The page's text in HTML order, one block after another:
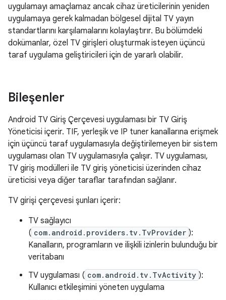
uygulamayı amaçlamaz ancak cihaz üreticilerinin yeniden
uygulamaya gerek kalmadan bölgesel dijital TV yayın
standartlarını karşılamalarını kolaylaştırır. Bu bölümdeki
dokümanlar, özel TV girişleri oluşturmak isteyen üçüncü
taraf uygulama geliştiricileri için de yararlı olabilir.
Bileşenler
Android TV Giriş Çerçevesi uygulaması bir TV Giriş
Yöneticisi içerir. TIF, yerleşik ve IP tuner kanallarına erişmek
için üçüncü taraf uygulamasıyla değiştirilemeyen bir sistem
uygulaması olan TV uygulamasıyla çalışır. TV uygulaması,
TV giriş modülleri ile TV giriş yöneticisi üzerinden cihaz
üreticisi veya diğer taraflar tarafından sağlanır.
TV girişi çerçevesi şunları içerir:
TV sağlayıcı
( com.android.providers.tv.TvProvider ):
Kanalların, programların ve ilişkili izinlerin bulunduğu bir
veritabanı
TV uygulaması ( com.android.tv.TvActivity ):
Kullanıcı etkileşimini yöneten uygulama